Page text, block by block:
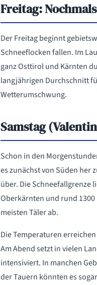
Freitag:
Der Freitag beginnt
Schneeflocken fallen. Im
ganz Osttirol und Kärnten
langjährigen Durchschnitt
Wetterumschwung.
Samstag
Schon in den
es zunächst von Süden her
über. Die Schneefallgrenze
Oberkärnten und rund 1300
meisten Täler ab.
Die Temperaturen
Am Abend setzt in vielen
intensiviert. In manchen
der Tauern könnten es